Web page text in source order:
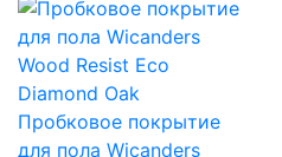
Пробковое покрытие
для пола Wicanders